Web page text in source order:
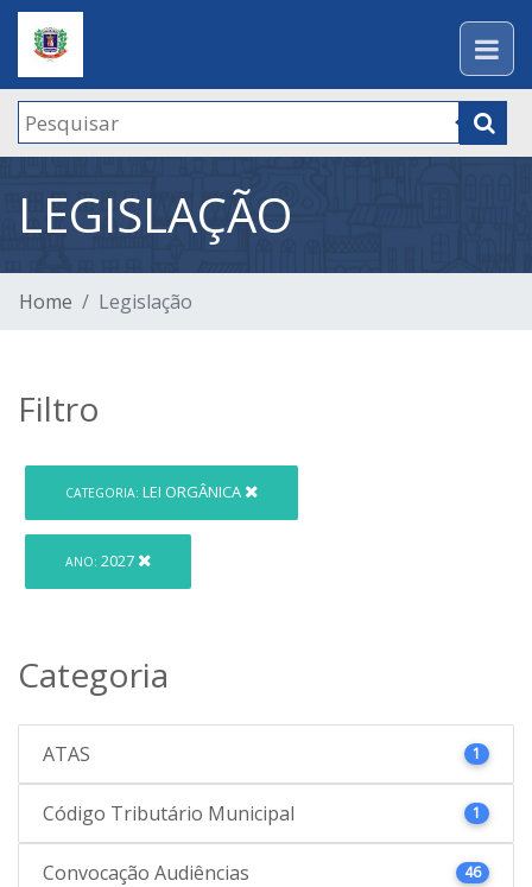
LEGISLAÇÃO
Home Legislação
Filtro
CATEGORIA: LEI ORGÂNICA
ANO: 2027
Categoria
ATAS 1
Código Tributário Municipal 1
Convocação Audiências 46